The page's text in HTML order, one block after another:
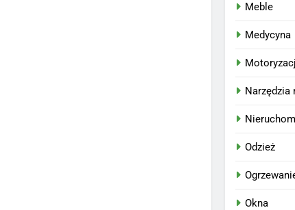
Meble
Medycyna
Narzędzia
Odzież
Okna